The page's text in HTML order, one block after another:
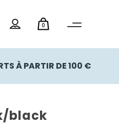
0
À PARTIR DE 100 €
black